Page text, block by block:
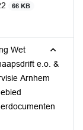
66 KB
Wet
e.o. &
Arnhem